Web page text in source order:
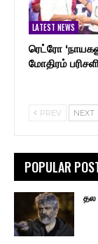
LATEST NEWS
ரெட்ரோ
மோதிரம்
PREV NEXT
POPULAR
தல